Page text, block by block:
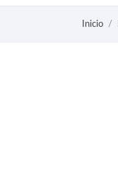
Inicio